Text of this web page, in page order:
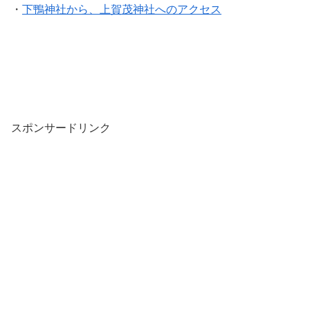
・ 下鴨神社から、上賀茂神社へのアクセス
スポンサードリンク